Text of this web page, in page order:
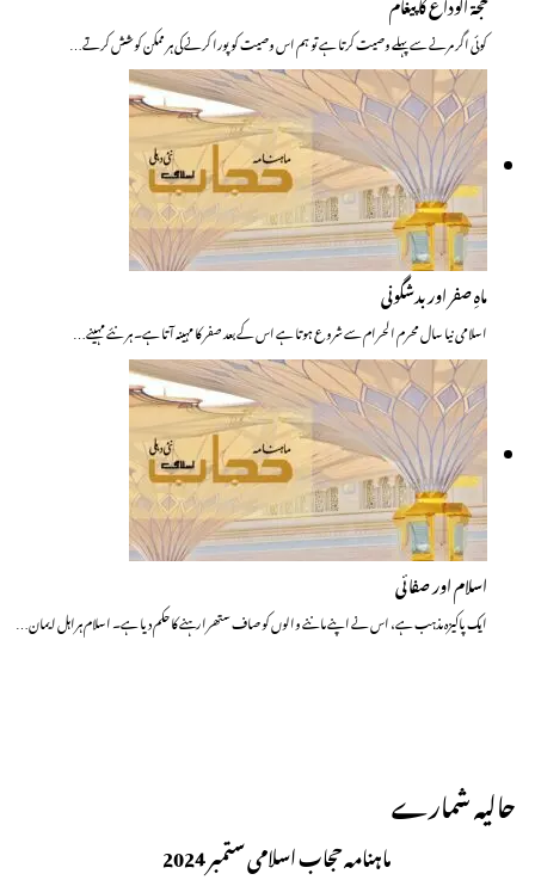
کوئی اگر مرنے سے پہلے وصیت کرتا ہے تو ہم اس وصیت کو پورا کرنے کی ہر ممکن کوشش کرتے…
ماہِ صفر اور بدشگونی
اسلامی نیا سال محرم الحرام سے شروع ہوتا ہے اس کے بعد صفر کا مہینہ آتا ہے۔ ہر نئے مہینے…
اسلام اور صفائی
ایک پاکیزہ مذہب ہے، اس نے اپنے ماننے والوں کو صاف ستھرا رہنے کا حکم دیا ہے۔ اسلام ہراہل ایمان…
حالیہ شمارے
ماہنامہ حجاب اسلامی ستمبر 2024